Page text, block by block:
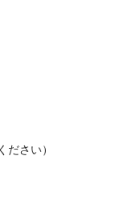
ださい）